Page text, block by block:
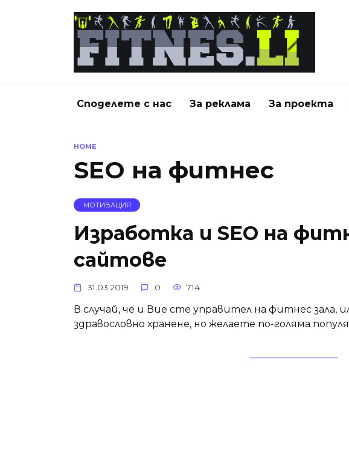
Споделете с нас За реклама За проекта
HOME
SEO на фитнес
МОТИВАЦИЯ
Изработка и SEO на
сайтове
31.03.2019 0 714
В случай, че и Вие сте управител на фитнес зала,
здравословно хранене, но желаете по-голяма